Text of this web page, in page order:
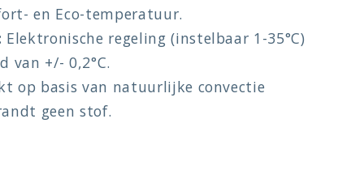
en Eco-temperatuur.
Elektronische regeling (instelbaar 1-35°C)
van +/- 0,2°C.
op basis van natuurlijke convectie
geen stof.